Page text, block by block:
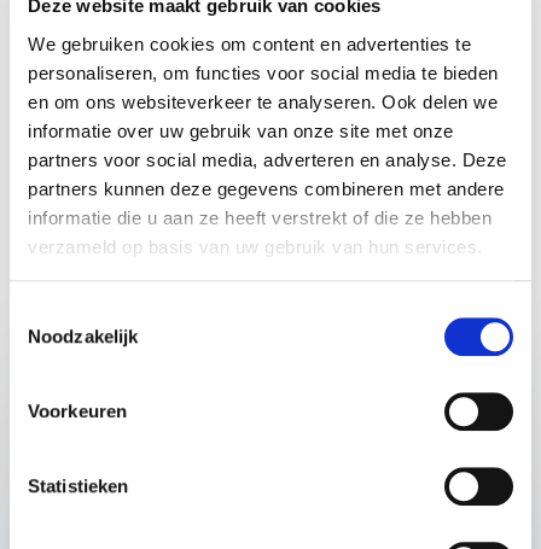
Deze website maakt gebruik van cookies
We gebruiken cookies om content en advertenties te
personaliseren, om functies voor social media te bieden
en om ons websiteverkeer te analyseren. Ook delen we
informatie over uw gebruik van onze site met onze
partners voor social media, adverteren en analyse. Deze
partners kunnen deze gegevens combineren met andere
informatie die u aan ze heeft verstrekt of die ze hebben
verzameld op basis van uw gebruik van hun services.
Noodzakelijk
Voorkeuren
Statistieken
Vrijblijvend advies voor het kiezen
van de beste spreker of
dagvoorzitter
Dien eenvoudig een aanvraag in. Je krijgt snel een
Naam*
Email*